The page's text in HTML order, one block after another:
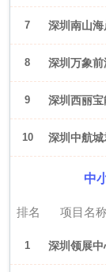
7 深圳南山
8 深圳万象前
9 深圳西丽
10 深圳中航
中
排名 项目名
1 深圳领展